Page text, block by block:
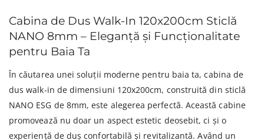
Cabina de Dus Walk-In 120x200cm Sticlă
NANO 8mm – Eleganță și Funcționalitate
pentru Baia Ta
În căutarea unei soluții moderne pentru baia ta, cabina de
dus walk-in de dimensiuni 120x200cm, construită din sticlă
NANO ESG de 8mm, este alegerea perfectă. Această cabine
promovează nu doar un aspect estetic deosebit, ci și o
experiență de duș confortabilă și revitalizantă. Având un